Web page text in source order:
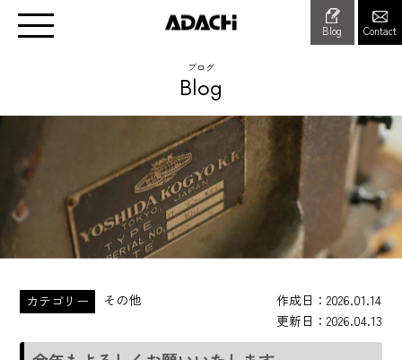
Blog Contact
ブログ
Blog
カテゴリー その他 作成日
2026.01.14
更新日
2026.04.13